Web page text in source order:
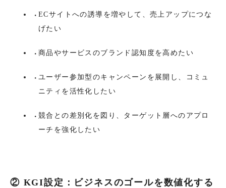
ECサイトへの誘導を増やして、売上アップにつな
げたい
商品やサービスのブランド認知度を高めたい
ユーザー参加型のキャンペーンを展開し、コミュ
ニティを活性化したい
競合との差別化を図り、ターゲット層へのアプロ
ーチを強化したい
② KGI設定：ビジネスのゴールを数値化する